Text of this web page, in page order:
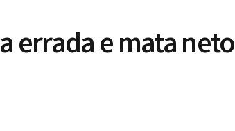
errada e mata neto